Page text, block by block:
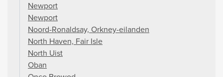
Newport
Newport
Noord-Ronaldsay, Orkney-eilanden
North Haven, Fair Isle
North Uist
Oban